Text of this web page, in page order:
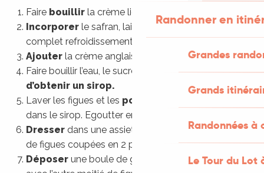
Randonner en
Grandes
Grands
Randonnées
Le Tour du Lot
Faire bouillir la crème liquide.
Incorporer le safran, laisser infuser jusqu’à
complet refroidissement
Ajouter la crème anglaise. Réserver
Faire bouillir l’eau, le sucre, la badianeafin
d’obtenir un sirop.
Laver les figues et les pocher
dans le sirop. Egoutter er refroidir.
Dresser dans une assiette creuse. Poser 3 fonds
de figues coupées en 2 par leur hémisphère
Déposer une boule de glace vanille et recouvrir